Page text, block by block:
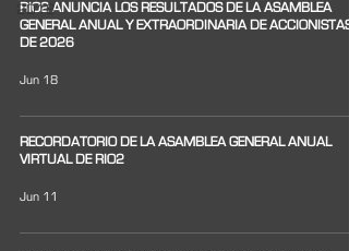
2018
RIO2 ANUNCIA LOS RESULTADOS DE LA ASAMBLEA
GENERAL ANUAL Y EXTRAORDINARIA DE ACCIONISTAS
DE 2026
Jun 18
RECORDATORIO DE LA ASAMBLEA GENERAL ANUAL
VIRTUAL DE RIO2
Jun 11